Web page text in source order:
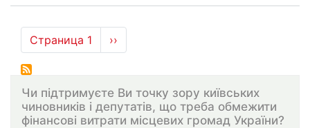
Нумерация
страниц
Страница 1
Следующая
страница
››
Чи підтримуєте Ви точку зору київських
чиновників і депутатів, що треба обмежити
фінансові витрати місцевих громад України?